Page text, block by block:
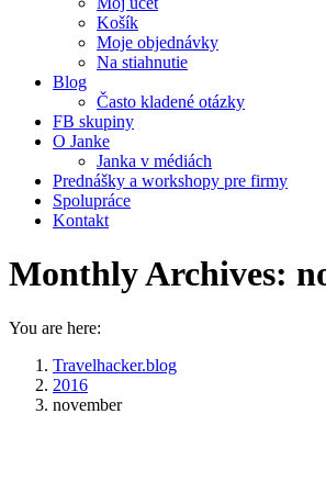
Košík
Moje objednávky
Na stiahnutie
Blog
Často kladené otázky
FB skupiny
O Janke
Janka v médiách
Prednášky a workshopy pre firmy
Spolupráce
Kontakt
Monthly Archives:
You are here:
Travelhacker.blog
2016
november